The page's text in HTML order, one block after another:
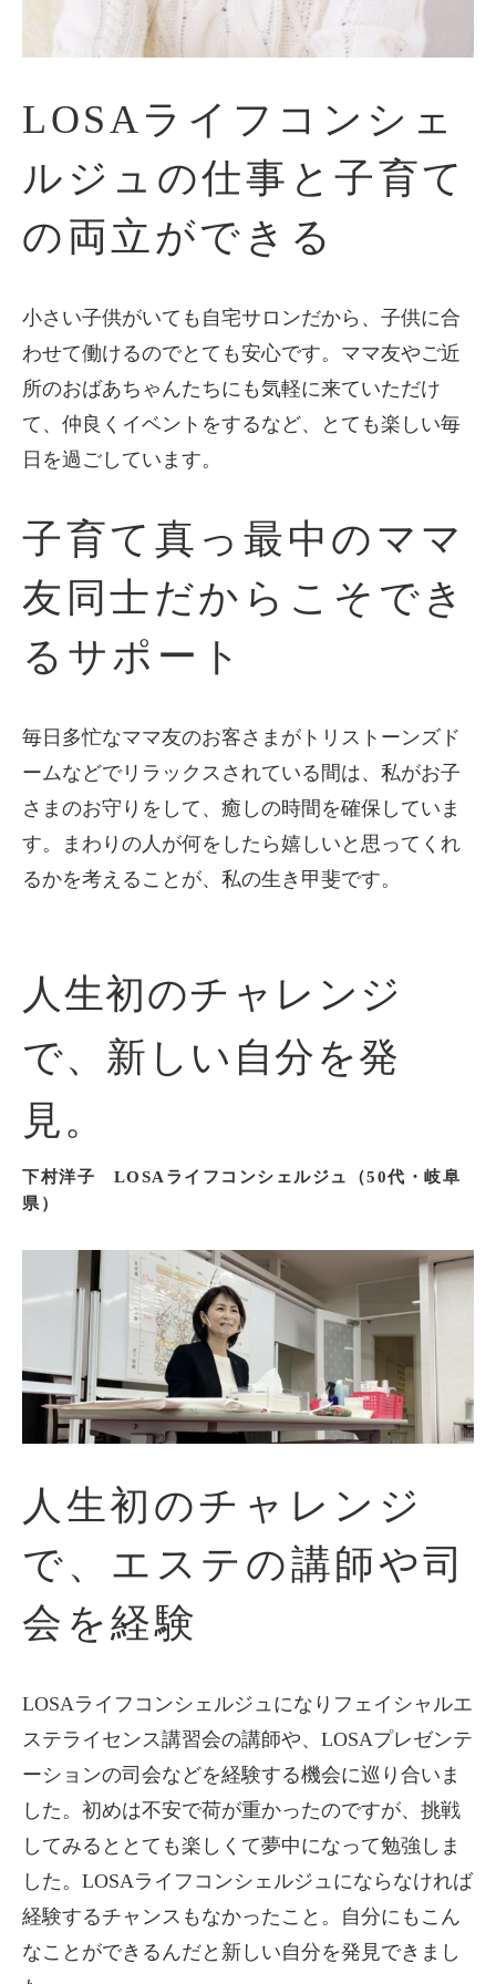
LOSAライフコンシェ
ルジュの仕事と子育て
の両立ができる
小さい子供がいても自宅サロンだから、子供に合
わせて働けるのでとても安心です。ママ友やご近
所のおばあちゃんたちにも気軽に来ていただけ
て、仲良くイベントをするなど、とても楽しい毎
日を過ごしています。
子育て真っ最中のママ
友同士だからこそでき
るサポート
毎日多忙なママ友のお客さまがトリストーンズド
ームなどでリラックスされている間は、私がお子
さまのお守りをして、癒しの時間を確保していま
す。まわりの人が何をしたら嬉しいと思ってくれ
るかを考えることが、私の生き甲斐です。
人生初のチャレンジ
で、新しい自分を発
見。
下村洋子 LOSAライフコンシェルジュ（50代・岐阜
県）
人生初のチャレンジ
で、 エステの講師や司
会を経験
LOSAライフコンシェルジュになりフェイシャルエ
ステライセンス講習会の講師や、LOSAプレゼンテ
ーションの司会などを経験する機会に巡り合いま
した。初めは不安で荷が重かったのですが、挑戦
してみるととても楽しくて夢中になって勉強しま
した。LOSAライフコンシェルジュにならなければ
経験するチャンスもなかったこと。自分にもこん
なことができるんだと新しい自分を発見できまし